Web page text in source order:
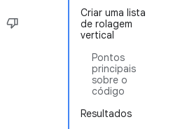
Criar uma lista
de rolagem
vertical
Pontos
principais
sobre o
código
Resultados